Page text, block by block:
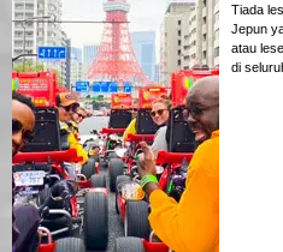
Tiada
Jepun
atau
di